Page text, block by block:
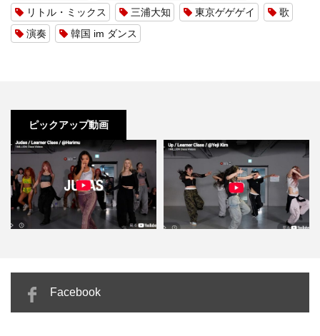
リトル・ミックス
三浦大知 東京ゲゲゲイ
歌
演奏
韓国 im ダンス
ピックアップ動画
Harimu「Judas」ダークなテーマ
Facebook